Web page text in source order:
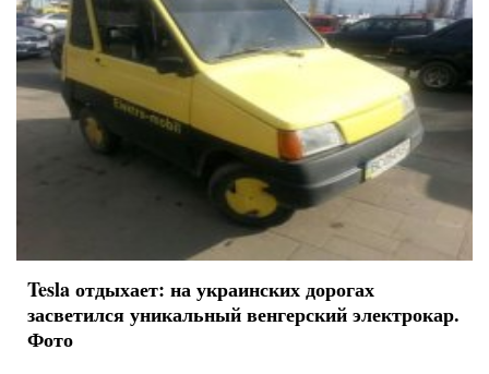
Tesla отдыхает: на украинских дорогах
засветился уникальный венгерский электрокар.
Фото